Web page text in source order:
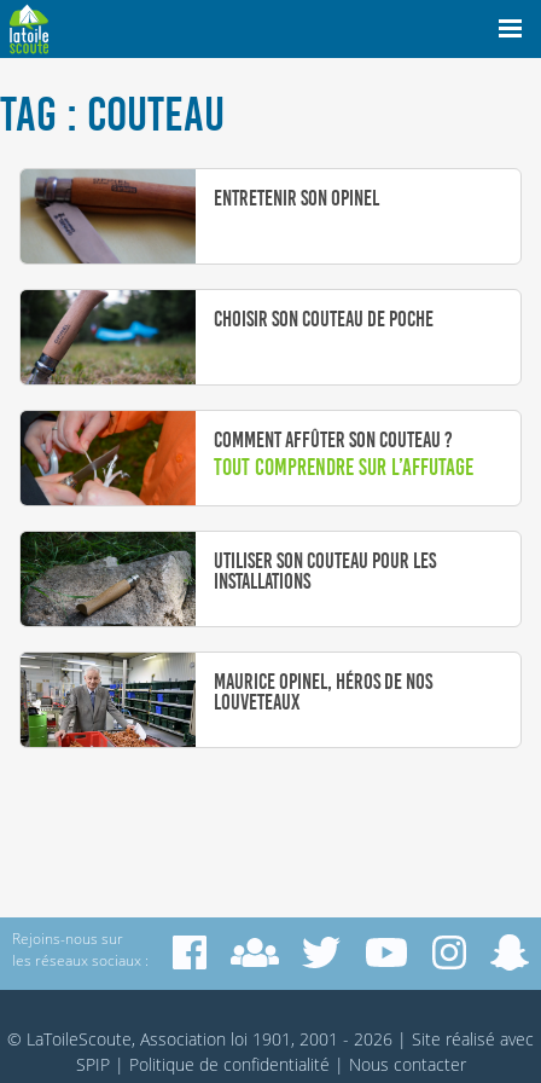
TAG : COUTEAU
Entretenir son opinel
Choisir son couteau de poche
Comment affûter son couteau ?
Tout comprendre sur l’affutage
Utiliser son couteau pour les
installations
Maurice Opinel, héros de nos
louveteaux
Rejoins-nous sur
les réseaux sociaux :
© LaToileScoute, Association loi 1901, 2001 - 2026 | Site réalisé avec
SPIP| Politique de confidentialité | Nous contacter